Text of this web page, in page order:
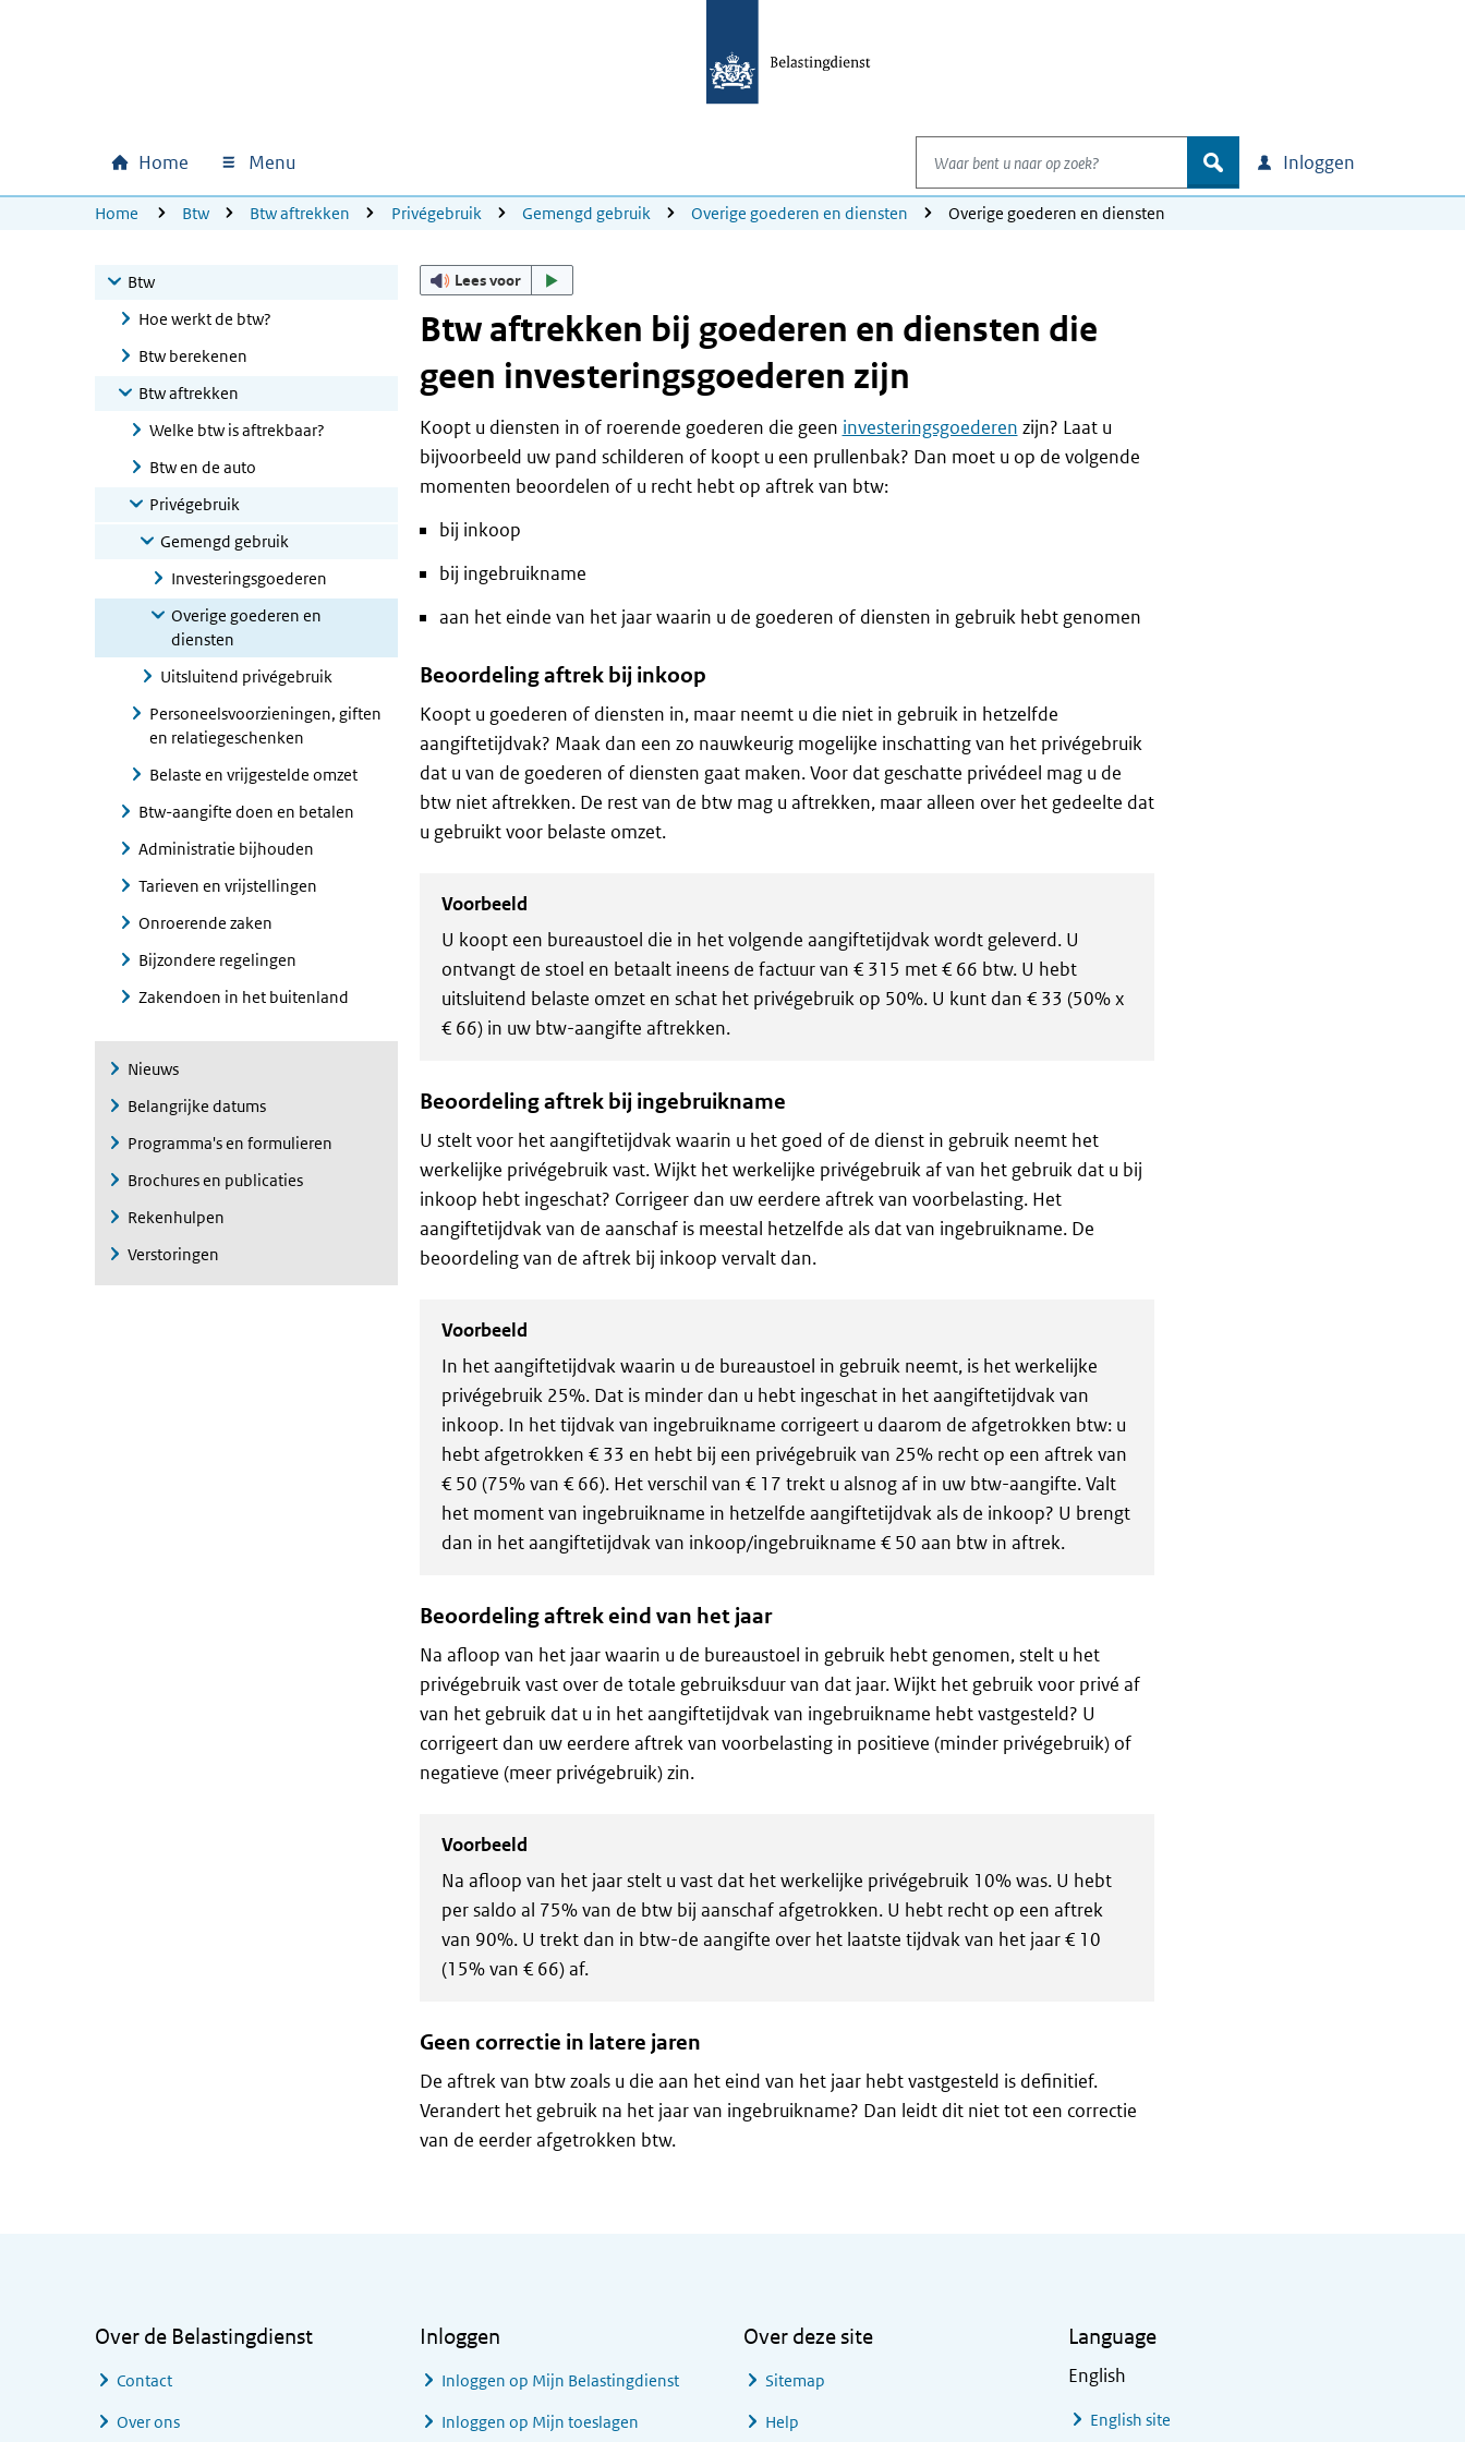
Hoofdnavigatie
Home Menu
Waar bent u naar op zoek?
zoek Inloggen
U bevindt zich hier:
Home Btw Btw aftrekken Privégebruik Gemengd gebruik Overige goederen en diensten Overige goederen en diensten
Btw
Hoe werkt de btw?
Btw berekenen
Btw aftrekken
Welke btw is aftrekbaar?
Btw en de auto
Privégebruik
Gemengd gebruik
Investeringsgoederen
Overige goederen en
diensten
Uitsluitend privégebruik
Personeelsvoorzieningen, giften
en relatiegeschenken
Belaste en vrijgestelde omzet
Btw-aangifte doen en betalen
Administratie bijhouden
Tarieven en vrijstellingen
Onroerende zaken
Bijzondere regelingen
Zakendoen in het buitenland
Nieuws
Belangrijke datums
Programma's en formulieren
Brochures en publicaties
Rekenhulpen
Verstoringen
Lees voor
Btw aftrekken bij goederen en diensten die
geen investeringsgoederen zijn
Koopt u diensten in of roerende goederen die geen investeringsgoederen zijn? Laat u
bijvoorbeeld uw pand schilderen of koopt u een prullenbak? Dan moet u op de volgende
momenten beoordelen of u recht hebt op aftrek van btw:
bij inkoop
bij ingebruikname
aan het einde van het jaar waarin u de goederen of diensten in gebruik hebt genomen
Beoordeling aftrek bij inkoop
Koopt u goederen of diensten in, maar neemt u die niet in gebruik in hetzelfde
aangiftetijdvak? Maak dan een zo nauwkeurig mogelijke inschatting van het privégebruik
dat u van de goederen of diensten gaat maken. Voor dat geschatte privédeel mag u de
btw niet aftrekken. De rest van de btw mag u aftrekken, maar alleen over het gedeelte dat
u gebruikt voor belaste omzet.
Voorbeeld
U koopt een bureaustoel die in het volgende aangiftetijdvak wordt geleverd. U
ontvangt de stoel en betaalt ineens de factuur van € 315 met € 66 btw. U hebt
uitsluitend belaste omzet en schat het privégebruik op 50%. U kunt dan € 33 (50% x
€ 66) in uw btw-aangifte aftrekken.
Beoordeling aftrek bij ingebruikname
U stelt voor het aangiftetijdvak waarin u het goed of de dienst in gebruik neemt het
werkelijke privégebruik vast. Wijkt het werkelijke privégebruik af van het gebruik dat u bij
inkoop hebt ingeschat? Corrigeer dan uw eerdere aftrek van voorbelasting. Het
aangiftetijdvak van de aanschaf is meestal hetzelfde als dat van ingebruikname. De
beoordeling van de aftrek bij inkoop vervalt dan.
Voorbeeld
In het aangiftetijdvak waarin u de bureaustoel in gebruik neemt, is het werkelijke
privégebruik 25%. Dat is minder dan u hebt ingeschat in het aangiftetijdvak van
inkoop. In het tijdvak van ingebruikname corrigeert u daarom de afgetrokken btw: u
hebt afgetrokken € 33 en hebt bij een privégebruik van 25% recht op een aftrek van
€ 50 (75% van € 66). Het verschil van € 17 trekt u alsnog af in uw btw-aangifte. Valt
het moment van ingebruikname in hetzelfde aangiftetijdvak als de inkoop? U brengt
dan in het aangiftetijdvak van inkoop/ingebruikname € 50 aan btw in aftrek.
Beoordeling aftrek eind van het jaar
Na afloop van het jaar waarin u de bureaustoel in gebruik hebt genomen, stelt u het
privégebruik vast over de totale gebruiksduur van dat jaar. Wijkt het gebruik voor privé af
van het gebruik dat u in het aangiftetijdvak van ingebruikname hebt vastgesteld? U
corrigeert dan uw eerdere aftrek van voorbelasting in positieve (minder privégebruik) of
negatieve (meer privégebruik) zin.
Voorbeeld
Na afloop van het jaar stelt u vast dat het werkelijke privégebruik 10% was. U hebt
per saldo al 75% van de btw bij aanschaf afgetrokken. U hebt recht op een aftrek
van 90%. U trekt dan in btw-de aangifte over het laatste tijdvak van het jaar € 10
(15% van € 66) af.
Geen correctie in latere jaren
De aftrek van btw zoals u die aan het eind van het jaar hebt vastgesteld is definitief.
Verandert het gebruik na het jaar van ingebruikname? Dan leidt dit niet tot een correctie
van de eerder afgetrokken btw.
Over de Belastingdienst
Contact
Over ons
Inloggen
Inloggen op Mijn Belastingdienst
Inloggen op Mijn toeslagen
Over deze site
Sitemap
Help
Language
English
English site